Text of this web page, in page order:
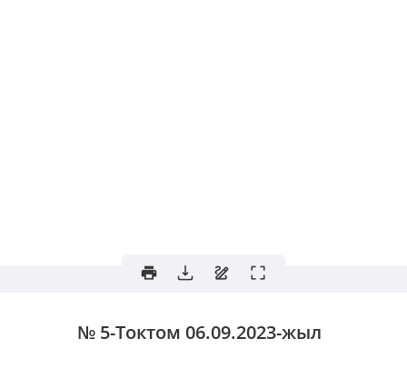
№ 5-Токтом 06.09.2023-жыл